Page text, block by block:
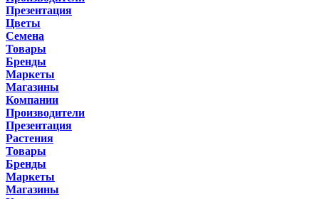
Презентация
Цветы
Семена
Товары
Бренды
Маркеты
Магазины
Компании
Производители
Презентация
Растения
Товары
Бренды
Маркеты
Магазины